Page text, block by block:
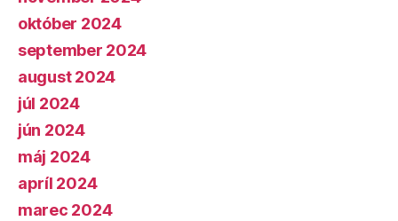
október 2024
september 2024
august 2024
júl 2024
jún 2024
máj 2024
apríl 2024
marec 2024